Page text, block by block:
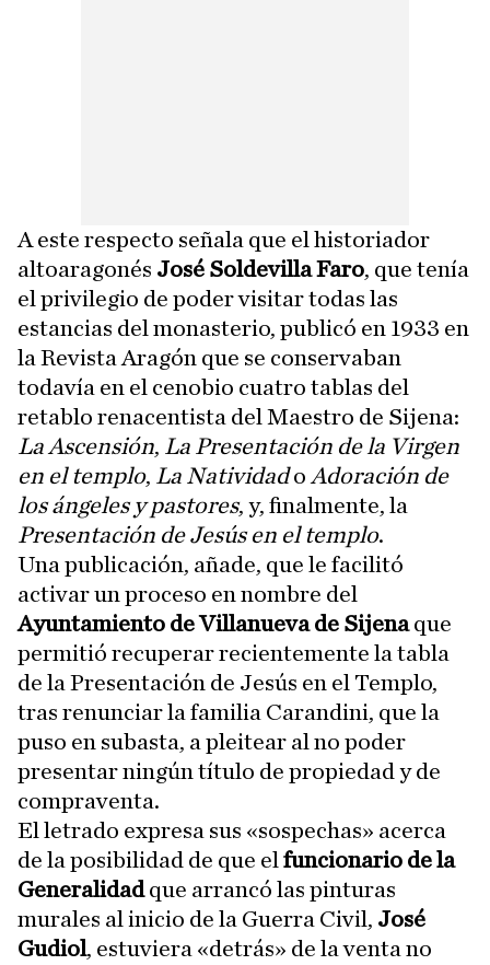
A este respecto señala que el historiador
altoaragonés José Soldevilla Faro, que tenía
el privilegio de poder visitar todas las
estancias del monasterio, publicó en 1933 en
la Revista Aragón que se conservaban
todavía en el cenobio cuatro tablas del
retablo renacentista del Maestro de Sijena:
La Ascensión, La Presentación de la Virgen
en el templo, La Natividado Adoración de
los ángeles y pastores, y, finalmente, la
Presentación de Jesús en el templo.
Una publicación, añade, que le facilitó
activar un proceso en nombre del
Ayuntamiento de Villanueva de Sijenaque
permitió recuperar recientemente la tabla
de la Presentación de Jesús en el Templo,
tras renunciar la familia Carandini, que la
puso en subasta, a pleitear al no poder
presentar ningún título de propiedad y de
compraventa.
El letrado expresa sus «sospechas» acerca
de la posibilidad de que el funcionario de la
Generalidadque arrancó las pinturas
murales al inicio de la Guerra Civil, José
Gudiol, estuviera «detrás» de la venta no